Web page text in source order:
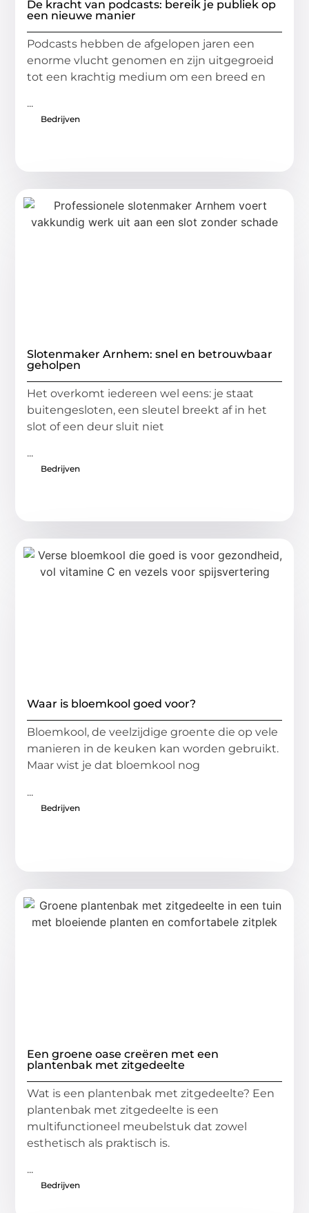
De kracht van podcasts: bereik je publiek op
een nieuwe manier
Podcasts hebben de afgelopen jaren een
enorme vlucht genomen en zijn uitgegroeid
tot een krachtig medium om een breed en
...
Bedrijven
Slotenmaker Arnhem: snel en betrouwbaar
geholpen
Het overkomt iedereen wel eens: je staat
buitengesloten, een sleutel breekt af in het
slot of een deur sluit niet
...
Bedrijven
Waar is bloemkool goed voor?
Bloemkool, de veelzijdige groente die op vele
manieren in ⁢de keuken⁤ kan worden gebruikt.
Maar wist je dat ‍bloemkool nog
...
Bedrijven
Een groene oase creëren met een
plantenbak met zitgedeelte
Wat is een plantenbak met zitgedeelte? Een
plantenbak met zitgedeelte is een
multifunctioneel meubelstuk dat zowel
esthetisch als praktisch is.
...
Bedrijven